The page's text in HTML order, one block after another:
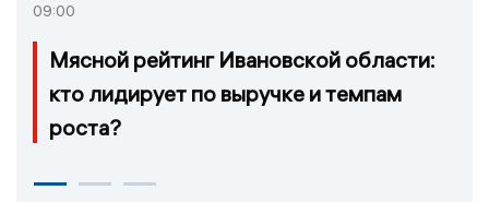
09:00
Мясной рейтинг Ивановской области:
кто лидирует по выручке и темпам
роста?